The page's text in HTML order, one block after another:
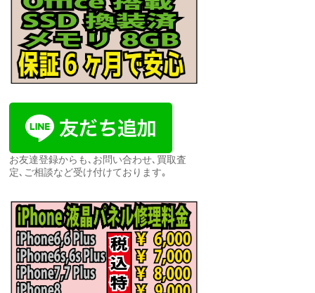
お友達登録からも､お問い合わせ､買取査
定､ご相談など受け付けております｡